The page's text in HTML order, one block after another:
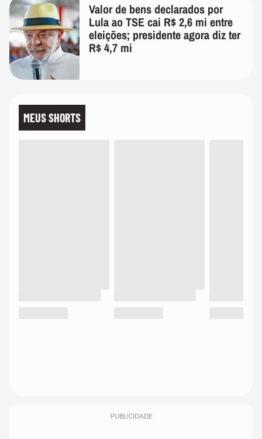
Valor de bens declarados por
Lula ao TSE cai R$ 2,6 mi entre
eleições; presidente agora diz ter
R$ 4,7 mi
MEUS SHORTS
PUBLICIDADE